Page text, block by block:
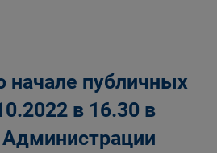
начале публичных
в 16.30 в